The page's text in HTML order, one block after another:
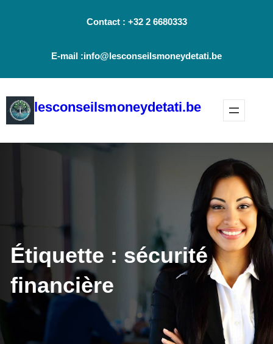
Contact : +32 2 6680333
E-mail :info@lesconseilsmoneydetati.be
lesconseilsmoneydetati.be
Étiquette : sécurité
financière